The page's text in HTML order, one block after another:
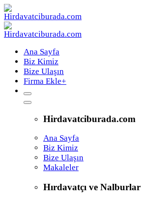
Ana Sayfa
Biz Kimiz
Bize Ulaşın
Firma Ekle+
Hirdavatciburada.com
Ana Sayfa
Biz Kimiz
Bize Ulaşın
Makaleler
Hırdavatçı ve Nalburlar